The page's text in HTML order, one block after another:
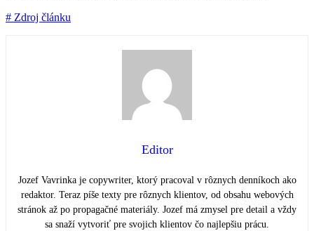
# Zdroj článku
Editor
Jozef Vavrinka je copywriter, ktorý pracoval v rôznych denníkoch ako
redaktor. Teraz píše texty pre rôznych klientov, od obsahu webových
stránok až po propagačné materiály. Jozef má zmysel pre detail a vždy
sa snaží vytvoriť pre svojich klientov čo najlepšiu prácu.